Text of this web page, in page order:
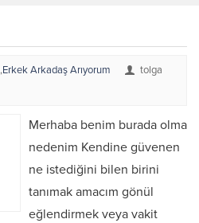
,Erkek Arkadaş Arıyorum
tolga
Merhaba benim burada olma
nedenim Kendine güvenen
ne istediğini bilen birini
tanımak amacım gönül
eğlendirmek veya vakit